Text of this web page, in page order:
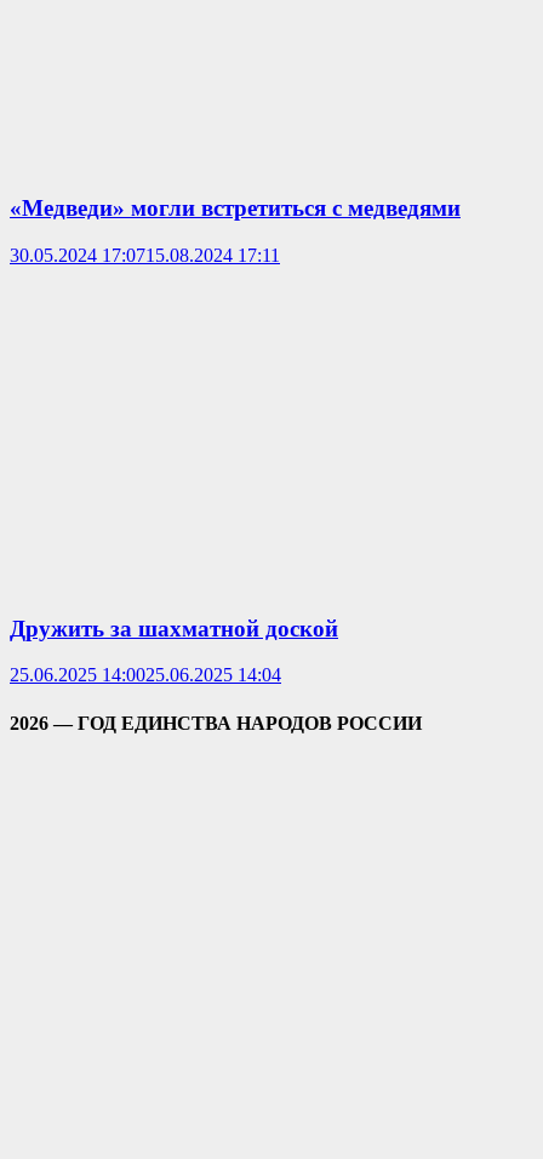
«Медведи» могли встретиться с медведями
30.05.2024 17:0715.08.2024 17:11
Дружить за шахматной доской
25.06.2025 14:0025.06.2025 14:04
2026 — ГОД ЕДИНСТВА НАРОДОВ РОССИИ